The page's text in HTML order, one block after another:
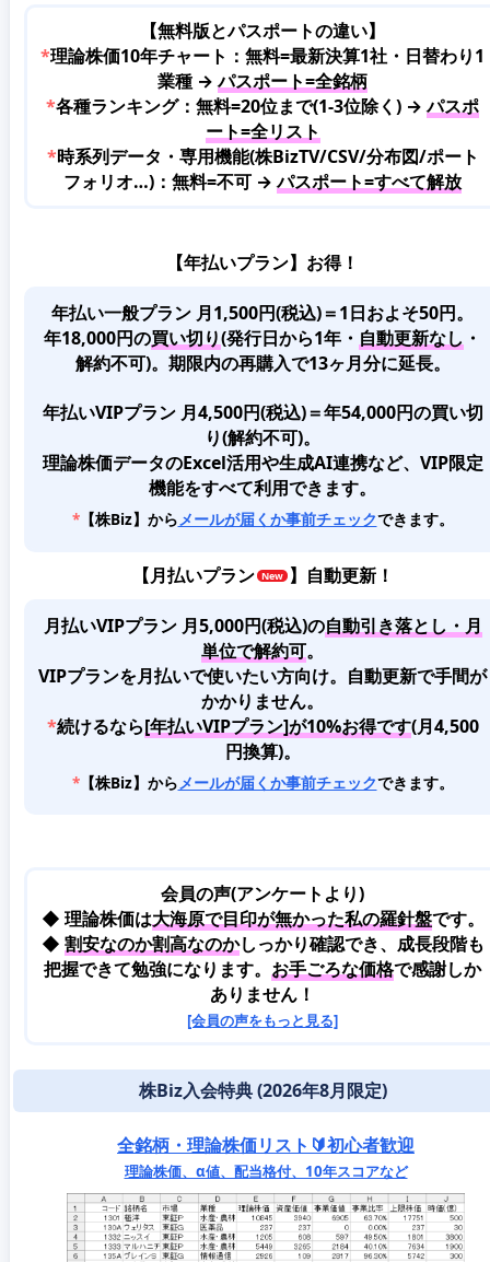
【無料版とパスポートの違い】
*理論株価10年チャート：無料=最新決算1社・日替わり1
業種 →パスポート=全銘柄
*各種ランキング：無料=20位まで(1-3位除く) →パスポ
ート=全リスト
*時系列データ・専用機能(株BizTV/CSV/分布図/ポート
フォリオ…)：無料=不可 →パスポート=すべて解放
【年払いプラン】お得！
年払い一般プラン 月1,500円(税込)＝1日およそ50円。
年18,000円の買い切り(発行日から1年・ 自動更新なし ・
解約不可)。期限内の再購入で13ヶ月分に延長。
年払いVIPプラン 月4,500円(税込)＝年54,000円の買い切
り(解約不可)。
理論株価データのExcel活用や生成AI連携など、VIP限定
機能をすべて利用できます。
*【株Biz】からメールが届くか事前チェックできます。
【月払いプラン 】自動更新！
月払いVIPプラン 月5,000円(税込)の自動引き落とし・月
単位で解約可。
VIPプランを月払いで使いたい方向け。自動更新で手間が
かかりません。
*続けるなら[年払いVIPプラン]が10%お得です(月4,500
円換算)。
*【株Biz】から メールが届くか事前チェックできます。
会員の声(アンケートより)
◆ 理論株価は大海原で目印が無かった私の羅針盤です。
◆ 割安なのか割高なのかしっかり確認でき、成長段階も
把握できて勉強になります。 お手ごろな価格で感謝しか
ありません！
[会員の声をもっと見る]
株Biz入会特典 (2026年8月限定)
全銘柄・理論株価リスト🔰初心者歓迎
理論株価、α値、配当格付、10年スコアなど